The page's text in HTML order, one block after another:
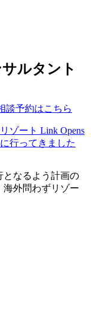
ルタント
談予約はこちら
ゾート Link Opens
行ってきました
となるよう計画の
海外問わずリゾー